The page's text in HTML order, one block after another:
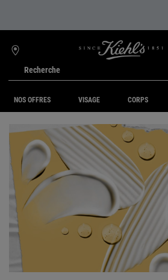
Recherche
TROUVER
BOUTIQUE
NOS OFFRES VISAGE CORPS